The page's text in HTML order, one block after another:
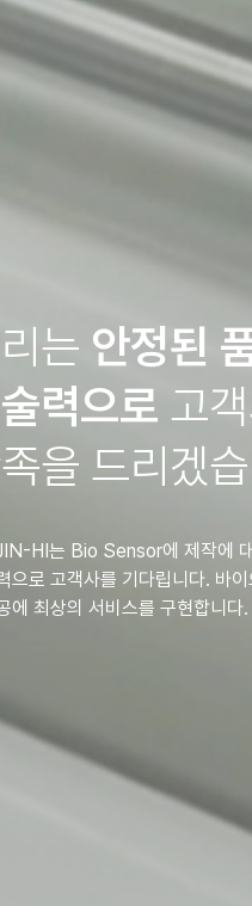
질과
사에
니다.
한 숙련된 노하우와
오센서 기획부터
.